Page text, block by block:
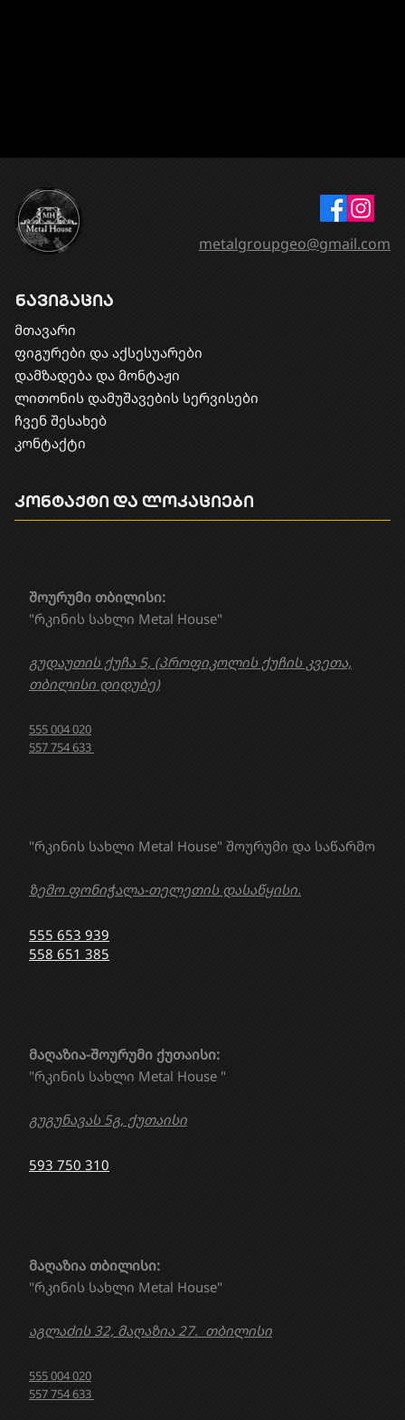
ნავიგაცია
მთავარი
ფიგურები და აქსესუარები
დამზადება და მონტაჟი
​ლითონის დამუშავების სერვისები
ჩვენ შესახებ
კონტაქტი
"რკინის სახლი Metal House" შოურუმი და საწარმო
ზემო ფონიჭალა-თელეთის დასაწყისი.
555 653 939
558 651 385
მაღაზია თბილისი:
"რკინის სახლი Metal House"
აგლაძის 32, მაღაზია 27. თბილისი
555 004 020
557 754 633
მაღაზია-შოურუმი ქუთაისი:
"რკინის სახლი Metal House "
გუგუნავას 5გ, ქუთაისი
593 750 310
შოურუმი თბილისი:
"რკინის სახლი Metal House"
გუდაუთის ქუჩა 5, (პროფიკოლის ქუჩის კვეთა,
თბილისი დიდუბე)
555 004 020
557 754 633
კონტაქტი და ლოკაციები
metalgroupgeo@gmail.com